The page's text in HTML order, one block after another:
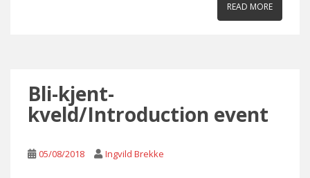
READ MORE
Bli-kjent-
kveld/Introduction event
05/08/2018 Ingvild Brekke